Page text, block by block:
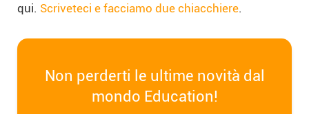
qui. Scriveteci e facciamo due chiacchiere.
Non perderti le ultime novità dal
mondo Education!